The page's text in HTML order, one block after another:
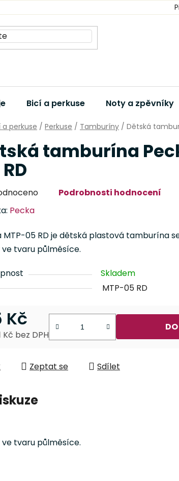
Bicí a perkuse Noty a zpěvníky
a perkuse / Perkuse / Tamburíny / Dětská
tamburína
Podrobnosti hodnocení
Pecka
MTP-05 RD je dětská plastová tamburína
tvaru půlměsíce.
Skladem
MTP-05 RD
Kč
Kč bez DPH
Zeptat se Sdílet
tvaru půlměsíce.